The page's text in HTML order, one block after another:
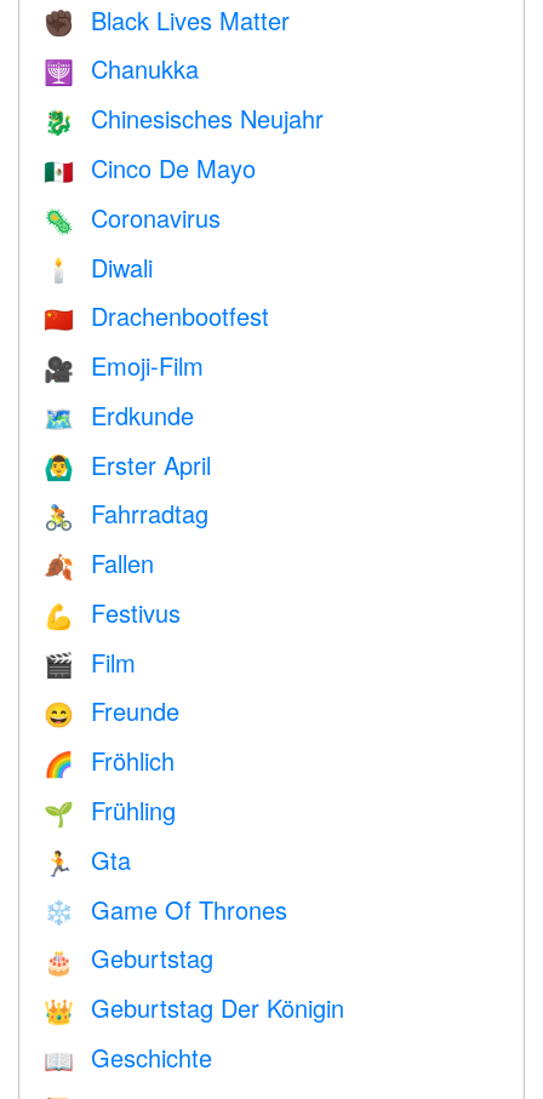
✊🏿 Black Lives Matter
🕎 Chanukka
🐉 Chinesisches Neujahr
🇲🇽 Cinco De Mayo
🦠 Coronavirus
🕯 Diwali
🇨🇳 Drachenbootfest
🎥 Emoji-Film
🗺 Erdkunde
🙆‍♂️ Erster April
🚴 Fahrradtag
🍂 Fallen
💪 Festivus
🎬 Film
😄 Freunde
🌈 Fröhlich
🌱 Frühling
🏃 Gta
❄️ Game Of Thrones
🎂 Geburtstag
👑 Geburtstag Der Königin
📖 Geschichte